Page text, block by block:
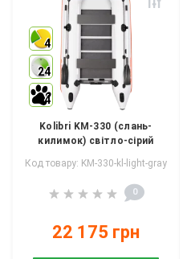
4
24
4
Kolibri KM-330 (слань-
килимок) світло-сірий
Код товару: KM-330-kl-light-gray
0
22 175 грн